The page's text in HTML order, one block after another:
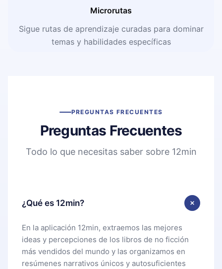
Microrutas
Sigue rutas de aprendizaje curadas para dominar
temas y habilidades específicas
PREGUNTAS FRECUENTES
Preguntas Frecuentes
Todo lo que necesitas saber sobre 12min
¿Qué es 12min?
En la aplicación 12min, extraemos las mejores
ideas y percepciones de los libros de no ficción
más vendidos del mundo y las organizamos en
resúmenes narrativos únicos y autosuficientes